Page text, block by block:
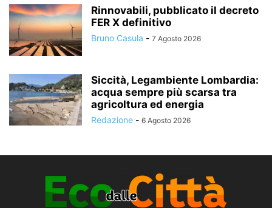
Rinnovabili, pubblicato il decreto
FER X definitivo
Bruno Casula - 7 Agosto 2026
Siccità, Legambiente Lombardia:
acqua sempre più scarsa tra
agricoltura ed energia
Redazione - 6 Agosto 2026